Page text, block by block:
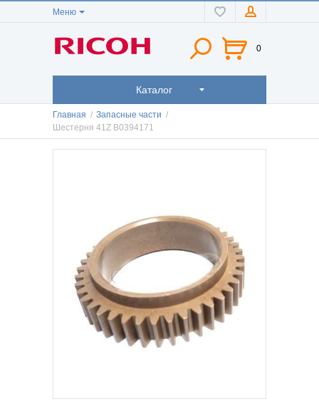
Меню
0
Каталог
Главная / Запасные части /
Шестерня 41Z B0394171